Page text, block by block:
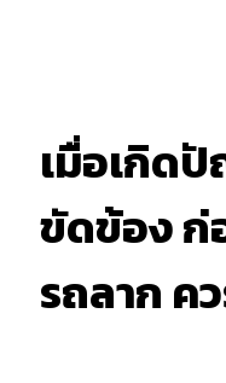
เมื่อเกิด
ขัดข้อง ก่
รถลาก ค